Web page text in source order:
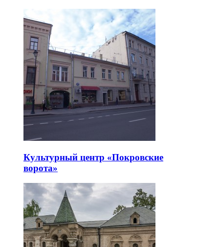
Культурный центр «Покровские
ворота»